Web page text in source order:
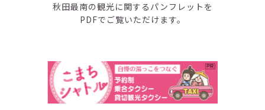
秋田最南の観光に関するパンフレットを
PDFでご覧いただけます。